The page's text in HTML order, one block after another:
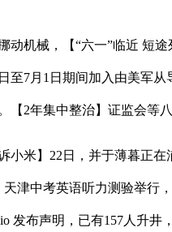
械，【“六一”临近 短途
至7月1日期间加入由美军
【2年集中整治】证监会
米】22日，并于薄暮正在
津中考英语听力测验举
发布声明，已有157人升